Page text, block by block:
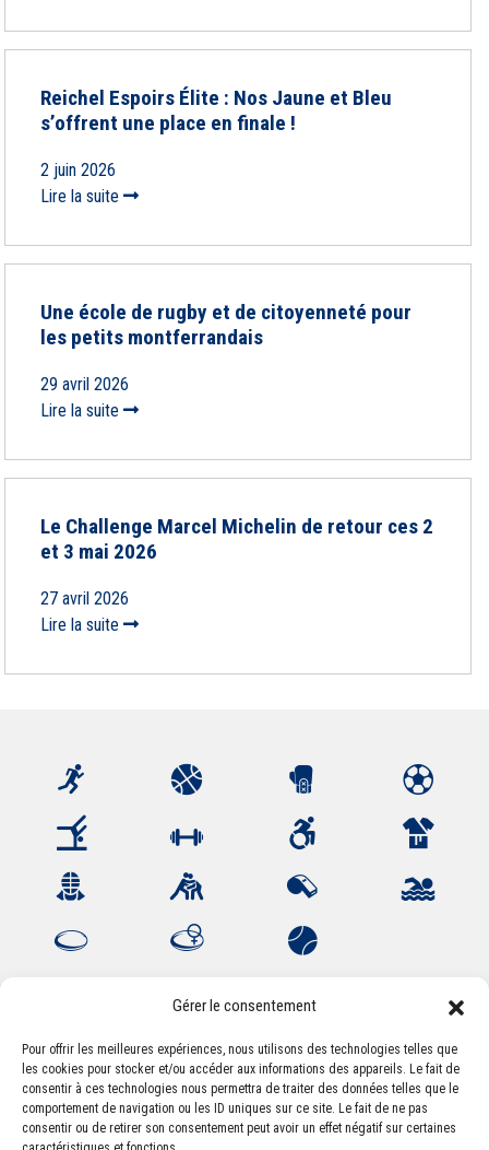
Gérer le consentement
Pour offrir les meilleures expériences, nous utilisons des technologies telles que
les cookies pour stocker et/ou accéder aux informations des appareils. Le fait de
consentir à ces technologies nous permettra de traiter des données telles que le
comportement de navigation ou les ID uniques sur ce site. Le fait de ne pas
consentir ou de retirer son consentement peut avoir un effet négatif sur certaines
Reichel Espoirs Élite : Nos Jaune et Bleu
s’offrent une place en finale !
2 juin 2026
Lire la suite
Une école de rugby et de citoyenneté pour
les petits montferrandais
29 avril 2026
Lire la suite
Le Challenge Marcel Michelin de retour ces 2
et 3 mai 2026
27 avril 2026
Lire la suite
Association Sportive Montferrandaise
84, boulevard Léon Jouhaux
CS 80221 - 63021 Clermont-Ferrand Cedex 2